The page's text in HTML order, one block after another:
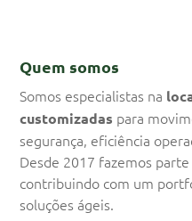
Quem somos
Somos especialistas na
customizadas para
segurança, eficiência
Desde 2017 fazemos
contribuindo com um
soluções ágeis.